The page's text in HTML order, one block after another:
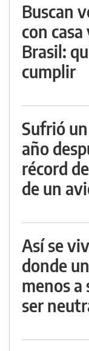
Buscan
con
Brasil:
cumplir
Sufrió
año
récord
de un
Así se
donde
menos a
ser